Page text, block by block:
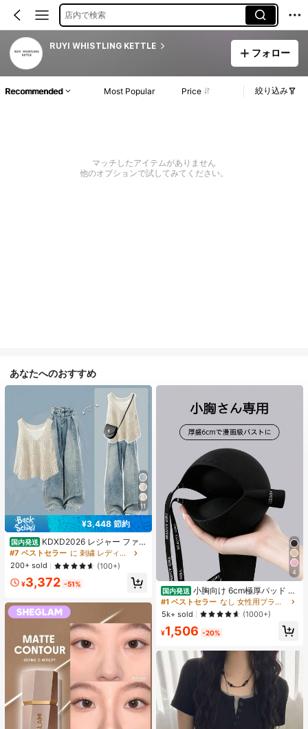
店内で検索
RUYI WHISTLING KETTLE
フォロー
Recommended Most Popular Price 絞り込み
マッチしたアイテムがありません
他のオプションで試してみてください。
あなたへのおすすめ
11
¥3,448 節約
国内発送 KDXD2026 レジャー ファッ
ション ロングサイズ 夏服 女性 ワイ
ルドスタイル ボア付きトップス ワイ
ルドスタイル ロングスカート 3点セ
ット UVカット 軽量 通気性 袖付き
ヒップカバー効果 通気性抜群 サイズ
#7 ベストセラー
に 刺繍 レディースコーデ
200+ sold
(100+)
¥3,372 -51%
4
国内発送 小胸向け 6cm極厚パッド 盛
りブラ ノンワイヤー 谷間メイク シ
ームレス ボリュームアップ 美胸フィ
ット ブラジャー
#1 ベストセラー
なし 女性用ブラジャーとブラレット
5k+ sold
(1000+)
¥1,506 -20%